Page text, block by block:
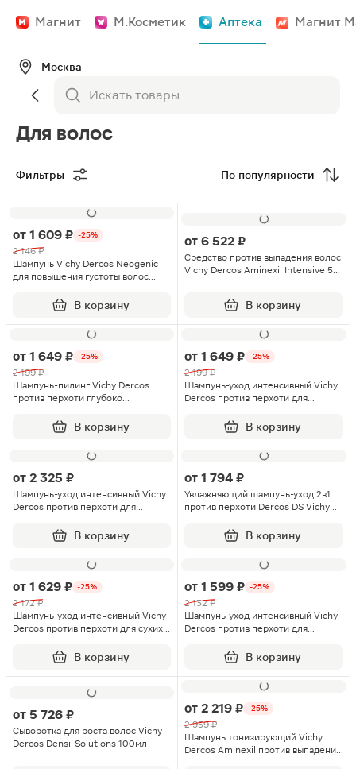
Магнит М.Косметик Аптека Магнит
Москва
Для волос
Фильтры По популярности
от 1 609 ₽ -25%
2 146 ₽
Шампунь Vichy Dercos Neogenic
для повышения густоты волос
В корзину
от 6 522 ₽
Средство против выпадения волос
Vichy Dercos Aminexil Intensive 5
В корзину
от 1 649 ₽ -25%
2 199 ₽
Шампунь-пилинг Vichy Dercos
против перхоти глубоко
В корзину
от 1 649 ₽ -25%
2 199 ₽
Шампунь-уход интенсивный Vichy
Dercos против перхоти для
В корзину
от 2 325 ₽
Шампунь-уход интенсивный Vichy
Dercos против перхоти для
В корзину
от 1 794 ₽
Увлажняющий шампунь-уход 2в1
против перхоти Dercos DS Vichy
В корзину
от 1 629 ₽ -25%
2 172 ₽
Шампунь-уход интенсивный Vichy
Dercos против перхоти для сухих
В корзину
от 1 599 ₽ -25%
2 132 ₽
Шампунь-уход интенсивный Vichy
Dercos против перхоти для
В корзину
от 5 726 ₽
Сыворотка для роста волос Vichy
Dercos Densi-Solutions 100мл
от 2 219 ₽ -25%
2 959 ₽
Шампунь тонизирующий Vichy
Dercos Aminexil против выпадения